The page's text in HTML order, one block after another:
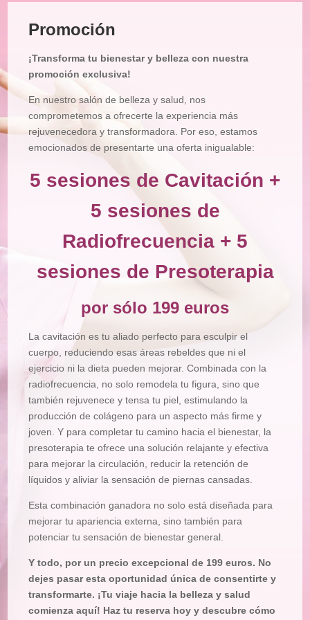
Tratamiento
Tratamiento
Depilación
Manicura
y
Pedicura
Maquillajes
Micropigmentación
Microblading
Pestañas
Peluquería
Promoción
¡Transforma tu bienestar y belleza con nuestra
promoción exclusiva!
En nuestro salón de belleza y salud, nos
comprometemos a ofrecerte la experiencia más
rejuvenecedora y transformadora. Por eso, estamos
emocionados de presentarte una oferta inigualable:
5 sesiones de Cavitación +
5 sesiones de
Radiofrecuencia + 5
sesiones de Presoterapia
por sólo 199 euros
La cavitación es tu aliado perfecto para esculpir el
cuerpo, reduciendo esas áreas rebeldes que ni el
ejercicio ni la dieta pueden mejorar. Combinada con la
radiofrecuencia, no solo remodela tu figura, sino que
también rejuvenece y tensa tu piel, estimulando la
producción de colágeno para un aspecto más firme y
joven. Y para completar tu camino hacia el bienestar, la
presoterapia te ofrece una solución relajante y efectiva
para mejorar la circulación, reducir la retención de
líquidos y aliviar la sensación de piernas cansadas.
Esta combinación ganadora no solo está diseñada para
mejorar tu apariencia externa, sino también para
potenciar tu sensación de bienestar general.
Y todo, por un precio excepcional de 199 euros. No
dejes pasar esta oportunidad única de consentirte y
transformarte. ¡Tu viaje hacia la belleza y salud
comienza aquí! Haz tu reserva hoy y descubre cómo